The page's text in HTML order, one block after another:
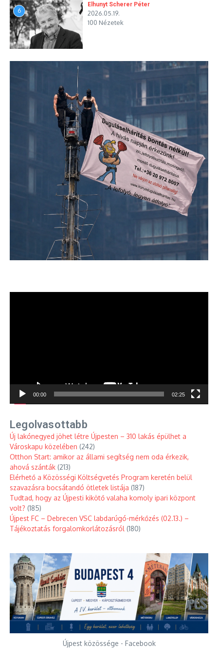
6
Elhunyt Scherer Péter
2026.05.19.
100 Nézetek
00:00 02:25
Legolvasottabb
Új lakónegyed jöhet létre Újpesten – 310 lakás épülhet a
Városkapu közelében (242)
Otthon Start: amikor az állami segítség nem oda érkezik,
ahová szánták (213)
Elérhető a Közösségi Költségvetés Program keretén belül
szavazásra bocsátandó ötletek listája (187)
Tudtad, hogy az Újpesti kikötő valaha komoly ipari központ
volt? (185)
Újpest FC – Debrecen VSC labdarúgó-mérkőzés (02.13.) –
Tájékoztatás forgalomkorlátozásról (180)
Újpest közössége - Facebook